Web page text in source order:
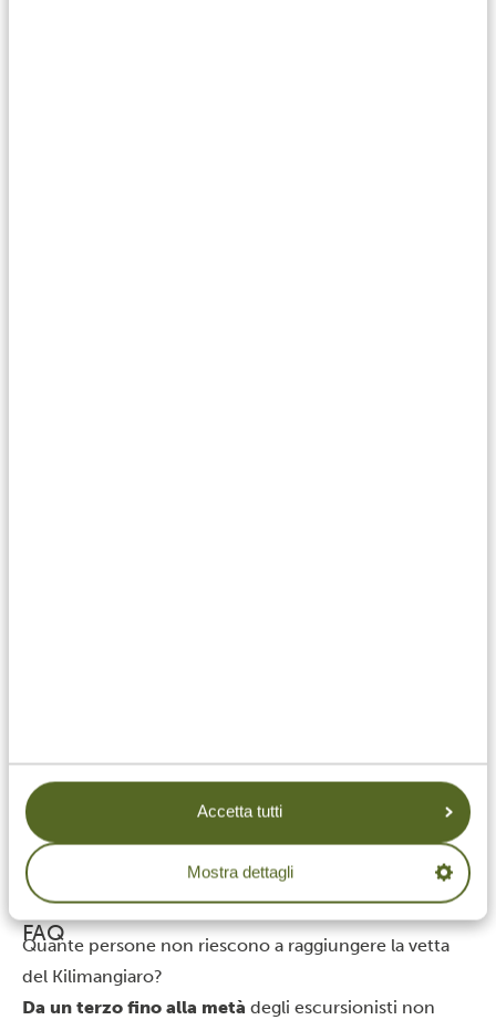
Accetta tutti
Mostra dettagli
davvero la differenza:
Buona preparazione e pianificazione
Una guida competente e esperta (ci pensiamo noi)
La scelta di un itinerario più lungo
Una motivazione solida e un atteggiamento positivo
FAQ
Quante persone non riescono a raggiungere la vetta
del Kilimangiaro?
Da un terzo fino alla metà degli escursionisti non